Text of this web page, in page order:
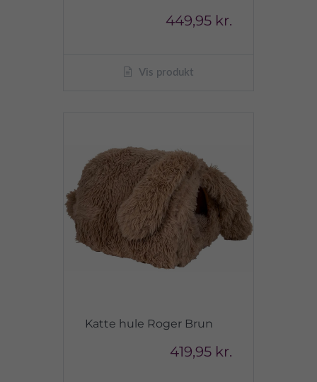
449,95 kr.
Vis produkt
Katte hule Roger Brun
419,95 kr.